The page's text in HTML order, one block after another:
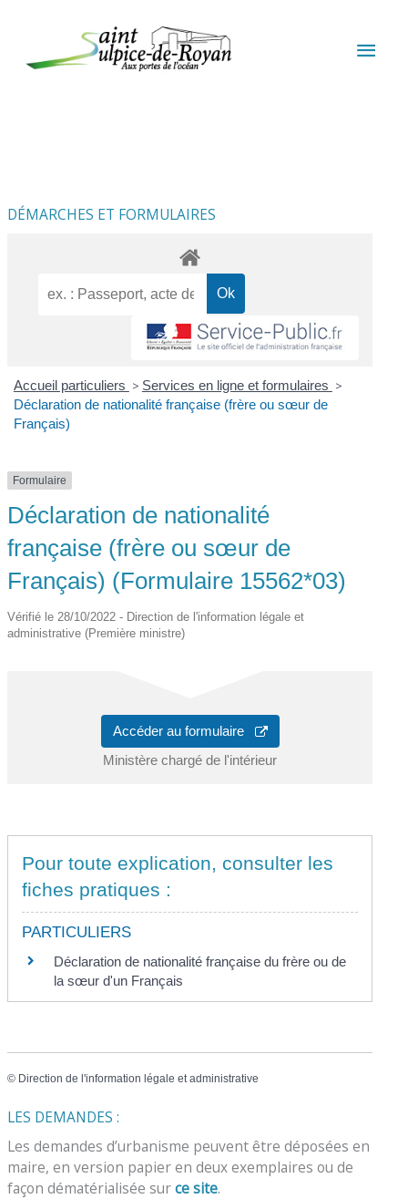
DÉMARCHES ET FORMULAIRES
Accueil particuliers > Services en ligne et formulaires >
Déclaration de nationalité française (frère ou sœur de
Français)
Formulaire
Déclaration de nationalité
française (frère ou sœur de
Français) (Formulaire 15562*03)
Vérifié le 28/10/2022 - Direction de l'information légale et
administrative (Première ministre)
Accéder au formulaire
Ministère chargé de l'intérieur
Pour toute explication, consulter les
fiches pratiques :
PARTICULIERS
Déclaration de nationalité française du frère ou de
la sœur d'un Français
© Direction de l'information légale et administrative
LES DEMANDES :
Les demandes d’urbanisme peuvent être déposées en
maire, en version papier en deux exemplaires ou de
façon dématérialisée surce site.